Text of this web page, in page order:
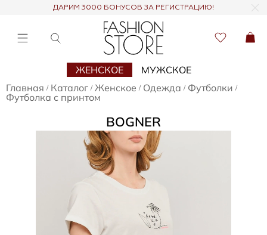
ДАРИМ 3000 БОНУСОВ ЗА РЕГИСТРАЦИЮ!
ЖЕНСКОЕ
МУЖСКОЕ
Главная / Каталог / Женское / Одежда / Футболки /
Футболка с принтом
BOGNER